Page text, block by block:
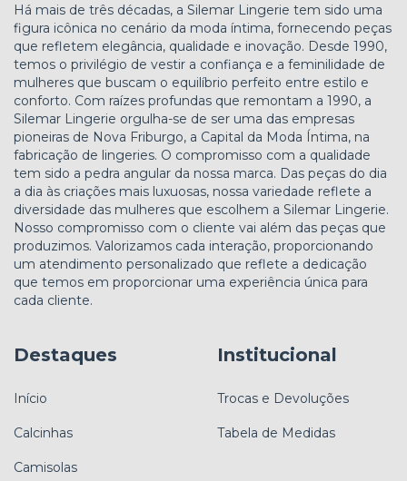
Há mais de três décadas, a Silemar Lingerie tem sido uma
figura icônica no cenário da moda íntima, fornecendo peças
que refletem elegância, qualidade e inovação. Desde 1990,
temos o privilégio de vestir a confiança e a feminilidade de
mulheres que buscam o equilíbrio perfeito entre estilo e
conforto. Com raízes profundas que remontam a 1990, a
Silemar Lingerie orgulha-se de ser uma das empresas
pioneiras de Nova Friburgo, a Capital da Moda Íntima, na
fabricação de lingeries. O compromisso com a qualidade
tem sido a pedra angular da nossa marca. Das peças do dia
a dia às criações mais luxuosas, nossa variedade reflete a
diversidade das mulheres que escolhem a Silemar Lingerie.
Nosso compromisso com o cliente vai além das peças que
produzimos. Valorizamos cada interação, proporcionando
um atendimento personalizado que reflete a dedicação
que temos em proporcionar uma experiência única para
cada cliente.
Destaques
Início
Calcinhas
Camisolas
Institucional
Trocas e Devoluções
Tabela de Medidas